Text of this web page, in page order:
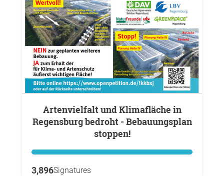
Artenvielfalt und Klimafläche in
Regensburg bedroht - Bebauungsplan
stoppen!
3,896Signatures